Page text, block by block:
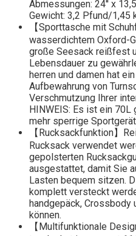
Abmessungen: 24'' x
Gewicht: 3,2 Pfund/1,45
【Sporttasche mit
wasserdichtem Oxford-
große Seesack reißfest
Lebensdauer zu
herren und damen hat
Aufbewahrung von
Verschmutzung Ihrer
HINWEIS: Es ist ein
mehr sperrige
【Rucksackfunktion】
Rucksack verwendet
gepolsterten
ausgestattet, damit Sie
Lasten bequem sitzen.
komplett versteckt
handgepäck, Crossbody
können.
【Multifunktionale